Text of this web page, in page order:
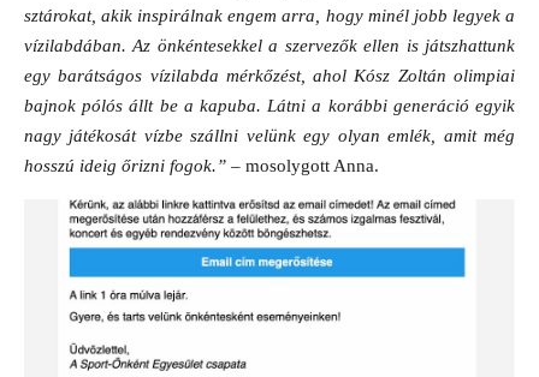
sztárokat, akik inspirálnak engem arra, hogy minél jobb legyek a
vízilabdában. Az önkéntesekkel a szervezők ellen is játszhattunk
egy barátságos vízilabda mérkőzést, ahol Kósz Zoltán olimpiai
bajnok pólós állt be a kapuba. Látni a korábbi generáció egyik
nagy játékosát vízbe szállni velünk egy olyan emlék, amit még
hosszú ideig őrizni fogok.” – mosolygott Anna.